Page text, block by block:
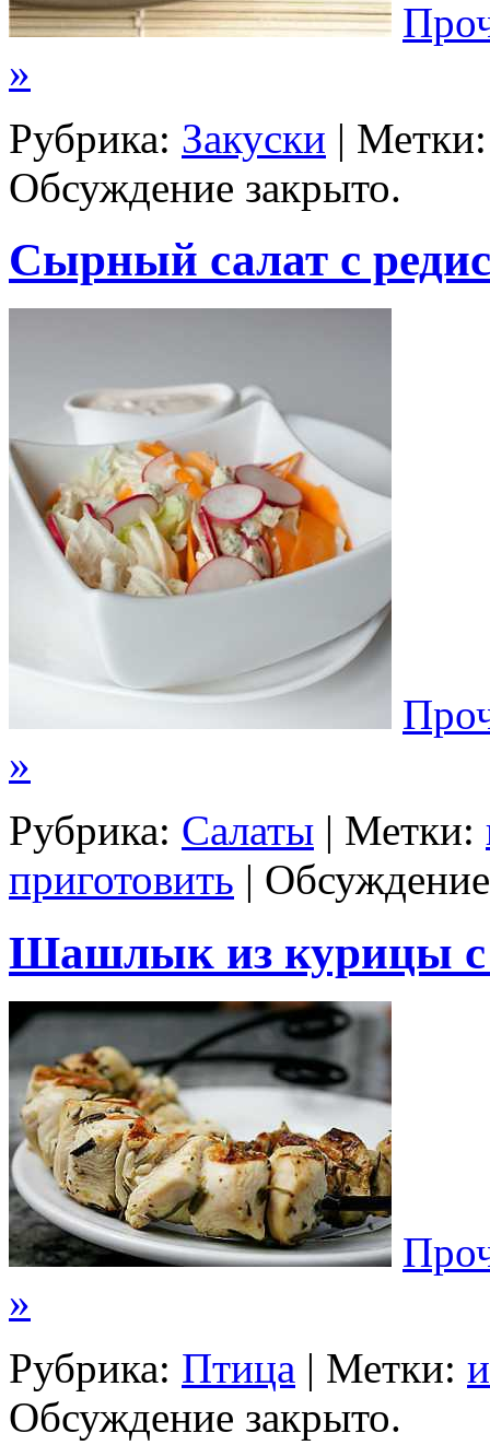
»
Рубрика: Закуски |
Обсуждение закрыто.
Сырный салат с
»
Рубрика: Салаты | Метки:
приготовить |
Шашлык из курицы с
»
Рубрика: Птица | Метки:
Обсуждение закрыто.